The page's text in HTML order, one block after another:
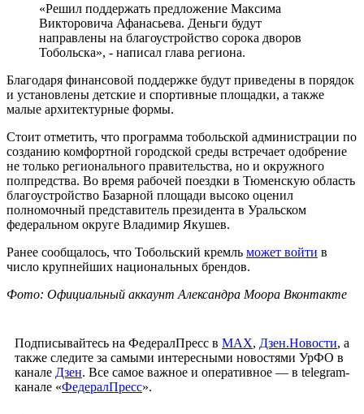
«Решил поддержать предложение Максима
Викторовича Афанасьева. Деньги будут
направлены на благоустройство сорока дворов
Тобольска», - написал глава региона.
Благодаря финансовой поддержке будут приведены в порядок
и установлены детские и спортивные площадки, а также
малые архитектурные формы.
Стоит отметить, что программа тобольской администрации по
созданию комфортной городской среды встречает одобрение
не только регионального правительства, но и окружного
полпредства. Во время рабочей поездки в Тюменскую область
благоустройство Базарной площади высоко оценил
полномочный представитель президента в Уральском
федеральном округе Владимир Якушев.
Ранее сообщалось, что Тобольский кремль может войти в
число крупнейших национальных брендов.
Фото: Официальный аккаунт Александра Моора Вконтакте
Подписывайтесь на ФедералПресс в МАХ, Дзен.Новости, а
также следите за самыми интересными новостями УрФО в
канале Дзен. Все самое важное и оперативное — в telegram-
канале «ФедералПресс».